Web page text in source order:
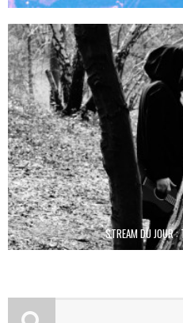
STREAM DU JOUR :